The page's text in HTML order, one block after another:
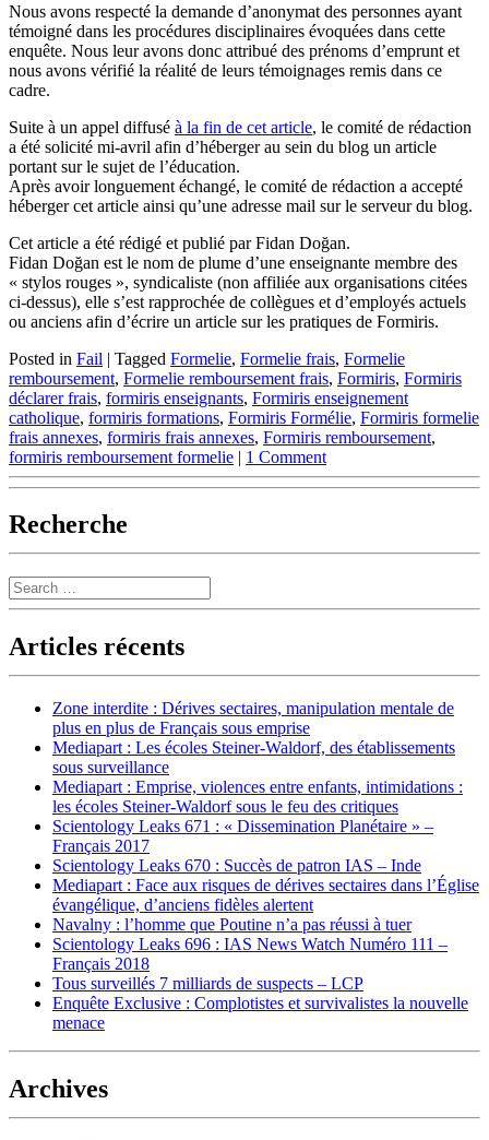
Nous avons respecté la demande d’anonymat des personnes ayant
témoigné dans les procédures disciplinaires évoquées dans cette
enquête. Nous leur avons donc attribué des prénoms d’emprunt et
nous avons vérifié la réalité de leurs témoignages remis dans ce
cadre.
Suite à un appel diffusé à la fin de cet article, le comité de rédaction
a été solicité mi-avril afin d’héberger au sein du blog un article
portant sur le sujet de l’éducation.
Après avoir longuement échangé, le comité de rédaction a accepté
héberger cet article ainsi qu’une adresse mail sur le serveur du blog.
Cet article a été rédigé et publié par Fidan Doğan.
Fidan Doğan est le nom de plume d’une enseignante membre des
« stylos rouges », syndicaliste (non affiliée aux organisations citées
ci-dessus), elle s’est rapprochée de collègues et d’employés actuels
ou anciens afin d’écrire un article sur les pratiques de Formiris.
Posted in Fail | Tagged Formelie, Formelie frais, Formelie
remboursement, Formelie remboursement frais, Formiris, Formiris
déclarer frais, formiris enseignants, Formiris enseignement
catholique, formiris formations, Formiris Formélie, Formiris formelie
frais annexes, formiris frais annexes, Formiris remboursement,
formiris remboursement formelie | 1 Comment
Recherche
Search
Articles récents
Zone interdite : Dérives sectaires, manipulation mentale de
plus en plus de Français sous emprise
Mediapart : Les écoles Steiner-Waldorf, des établissements
sous surveillance
Mediapart : Emprise, violences entre enfants, intimidations :
les écoles Steiner-Waldorf sous le feu des critiques
Scientology Leaks 671 : « Dissemination Planétaire » –
Français 2017
Scientology Leaks 670 : Succès de patron IAS – Inde
Mediapart : Face aux risques de dérives sectaires dans l’Église
évangélique, d’anciens fidèles alertent
Navalny : l’homme que Poutine n’a pas réussi à tuer
Scientology Leaks 696 : IAS News Watch Numéro 111 –
Français 2018
Tous surveillés 7 milliards de suspects – LCP
Enquête Exclusive : Complotistes et survivalistes la nouvelle
menace
Archives